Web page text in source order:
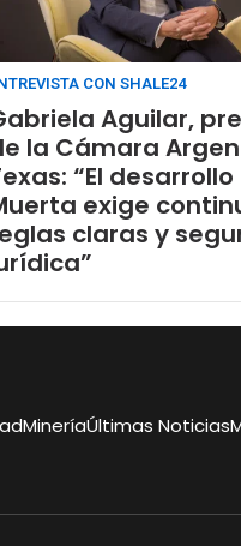
CON SHALE24
Aguilar,
la Cámara
“El
exige
claras y
MineríaÚltimas Noticias